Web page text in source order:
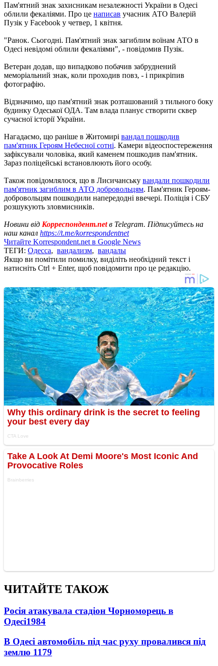
Пам'ятний знак захисникам незалежності України в Одесі
облили фекаліями. Про це написав учасник АТО Валерій
Пузік у Facebook у четвер, 1 квітня.
"Ранок. Сьогодні. Пам'ятний знак загиблим воїнам АТО в
Одесі невідомі облили фекаліями", - повідомив Пузік.
Ветеран додав, що випадково побачив забруднений
меморіальний знак, коли проходив повз, - і прикріпив
фотографію.
Відзначимо, що пам'ятний знак розташований з тильного боку
будинку Одеської ОДА. Там влада планує створити сквер
сучасної історії України.
Нагадаємо, що раніше в Житомирі вандал пошкодив
пам'ятник Героям Небесної сотні. Камери відеоспостереження
зафіксували чоловіка, який каменем пошкодив пам'ятник.
Зараз поліцейські встановлюють його особу.
Також повідомлялося, що в Лисичанську вандали пошкодили
пам'ятник загиблим в АТО добровольцям. Пам'ятник Героям-
добровольцям пошкодили напередодні ввечері. Поліція і СБУ
розшукують зловмисників.
Новини від Корреспондент.netв Telegram. Підписуйтесь на
наш канал https://t.me/korrespondentnet
Читайте Korrespondent.net в Google News
ТЕГИ: Одесса, вандализм, вандалы
Якщо ви помітили помилку, виділіть необхідний текст і
натисніть Ctrl + Enter, щоб повідомити про це редакцію.
ЧИТАЙТЕ ТАКОЖ
Росія атакувала стадіон Чорноморець в
Одесі1984
В Одесі автомобіль під час руху провалився під
землю 1179